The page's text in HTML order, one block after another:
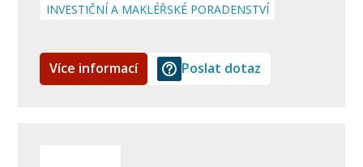
INVESTIČNÍ A MAKLÉŘSKÉ PORADENSTVÍ
Více informací Poslat dotaz